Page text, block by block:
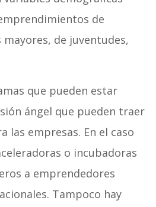
de
de juventudes,
que pueden estar
ángel que pueden traer
las empresas. En el caso
o incubadoras
a emprendedores
Tampoco hay